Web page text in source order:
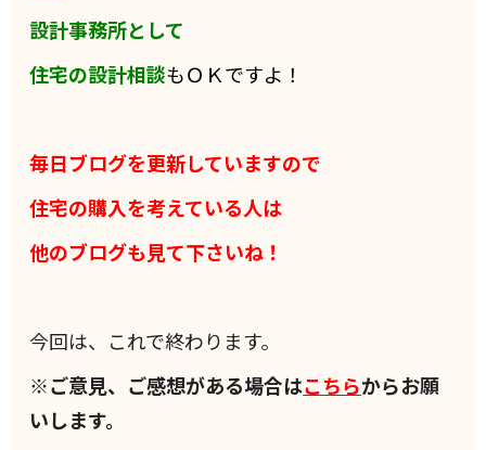
設計事務所として
住宅の設計相談もＯＫですよ！
毎日ブログを更新していますので
住宅の購入を考えている人は
他のブログも見て下さいね！
今回は、これで終わります。
※ご意見、ご感想がある場合はこちらからお願
いします。